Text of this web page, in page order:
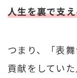
人生を裏で支
つまり、「表
貢献をしてい